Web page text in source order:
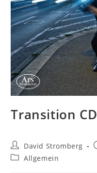
Transition CD
David Stromberg
Allgemein